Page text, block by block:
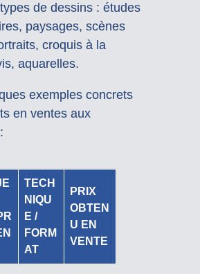
de dessins : études
paysages, scènes
croquis à la
aquarelles.
exemples concrets
en ventes aux
TECH
NIQU
E /
FORM
AT
PRIX
OBTEN
U EN
VENTE